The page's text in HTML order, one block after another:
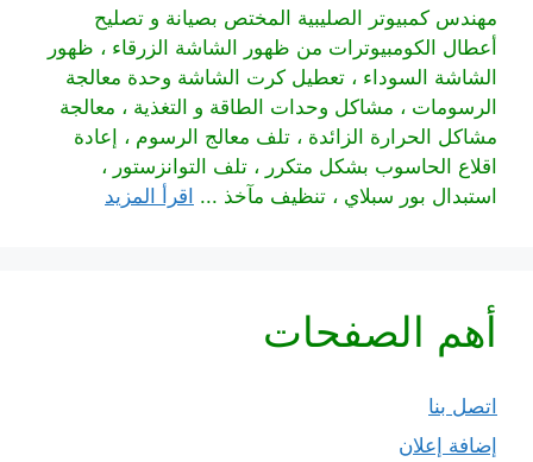
مهندس كمبيوتر الصليبية المختص بصيانة و تصليح
أعطال الكومبيوترات من ظهور الشاشة الزرقاء ، ظهور
الشاشة السوداء ، تعطيل كرت الشاشة وحدة معالجة
الرسومات ، مشاكل وحدات الطاقة و التغذية ، معالجة
مشاكل الحرارة الزائدة ، تلف معالج الرسوم ، إعادة
اقلاع الحاسوب بشكل متكرر ، تلف التوانزستور ،
استبدال بور سبلاي ، تنظيف مآخذ ... اقرأ المزيد
أهم الصفحات
اتصل بنا
إضافة إعلان